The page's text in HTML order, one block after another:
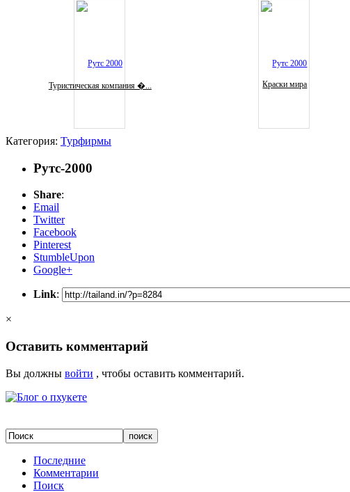
Туристическая компания �... Краски мира
Категория: Турфирмы
Рутс-2000
Share:
Email
Twitter
Facebook
Pinterest
StumbleUpon
Google+
Link:
×
Оставить комментарий
Вы должны войти , чтобы оставить комментарий.
Последние
Комментарии
Поиск